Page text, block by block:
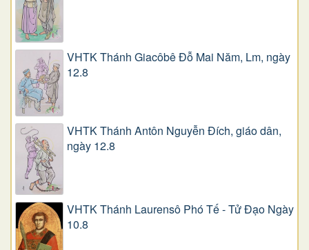
VHTK Thánh Giacôbê Ðỗ Mai Năm, Lm, ngày
12.8
VHTK Thánh Antôn Nguyễn Ðích, giáo dân,
ngày 12.8
VHTK Thánh Laurensô Phó Tế - Tử Đạo Ngày
10.8